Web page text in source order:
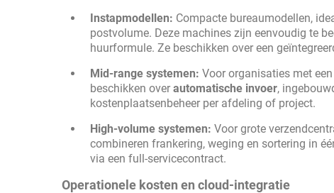
Instapmodellen: Compacte bureaumodellen,
postvolume. Deze machines zijn eenvoudig te
huurformule. Ze beschikken over een
Mid-range systemen: Voor organisaties met
beschikken over automatische invoer,
kostenplaatsenbeheer per afdeling of project.
High-volume systemen: Voor grote
combineren frankering, weging en sortering in
via een full-servicecontract.
Operationele kosten en cloud-integratie